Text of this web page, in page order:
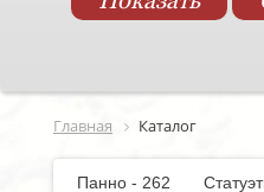
Главная Каталог
Панно - 262